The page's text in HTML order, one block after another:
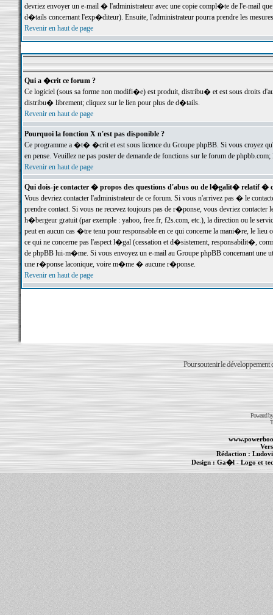
devriez envoyer un e-mail � l'administrateur avec une copie compl�te de l'e-mail
d�tails concernant l'exp�diteur). Ensuite, l'administrateur pourra prendre les
Revenir en haut de page
Qui a �crit ce forum ?
Ce logiciel (sous sa forme non modifi�e) est produit, distribu� et est sous droits
distribu� librement; cliquez sur le lien pour plus de d�tails.
Revenir en haut de page
Pourquoi la fonction X n'est pas disponible ?
Ce programme a �t� �crit et est sous licence du Groupe phpBB. Si vous croyez
en pense. Veuillez ne pas poster de demande de fonctions sur le forum de
Revenir en haut de page
Qui dois-je contacter � propos des questions d'abus ou de l�galit� relatif �
Vous devriez contacter l'administrateur de ce forum. Si vous n'arrivez pas � le
prendre contact. Si vous ne recevez toujours pas de r�ponse, vous devriez
h�bergeur gratuit (par exemple : yahoo, free.fr, f2s.com, etc.), la direction ou le
peut en aucun cas �tre tenu pour responsable en ce qui concerne la mani�re, le
ce qui ne concerne pas l'aspect l�gal (cessation et d�sistement, responsabilit�,
de phpBB lui-m�me. Si vous envoyez un e-mail au Groupe phpBB concernant une
une r�ponse laconique, voire m�me � aucune r�ponse.
Revenir en haut de page
Pour soutenir le développement
Powered
Rédaction :
Design :Ga�l- Logo et
Informations :